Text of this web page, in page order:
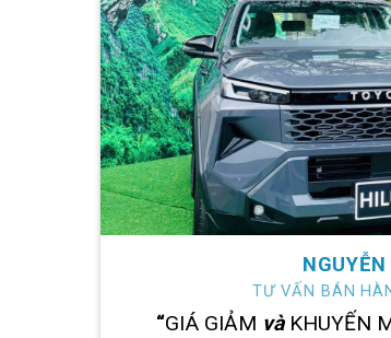
TƯ VẤN BÁN
“GIÁ GIẢM và KHUYẾN